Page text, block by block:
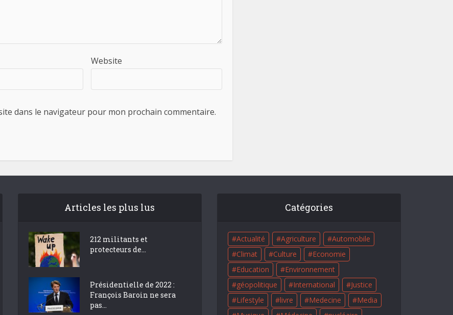
Website
dans le navigateur pour mon prochain commentaire.
Articles les plus lus
212 militants et
protecteurs de...
Présidentielle de 2022 :
François Baroin ne sera
pas...
Catégories
Actualité Agriculture
Automobile
Climat
Culture
Economie
Education
Environnement
géopolitique
International
Justice
Lifestyle
livre Medecine
Media